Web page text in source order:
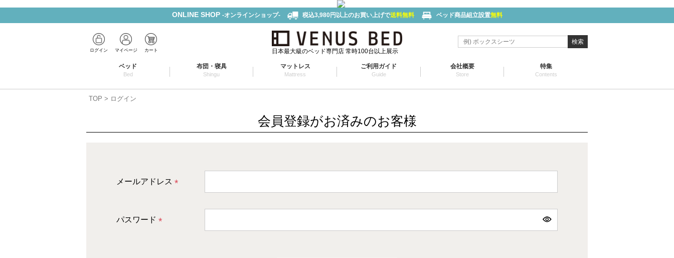
ONLINE SHOP -オンラインショップ- 税込3,980円以上のお買い上げで送料無料 ベッド商品組立設置無料
ログイン マイページ カート 日本最大級のベッド専門店 常時100台以上展示
検索
ベッド
Bed
布団・寝具
Shingu
マットレス
Mattress
ご利用ガイド
Guide
会社概要
Store
特集
Contents
TOP ログイン
会員登録がお済みのお客様
メールアドレス
パスワード